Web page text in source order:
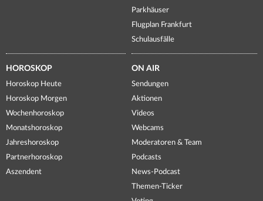
Parkhäuser
Flugplan Frankfurt
Schulausfälle
HOROSKOP
Horoskop Heute
Horoskop Morgen
Wochenhoroskop
Monatshoroskop
Jahreshoroskop
Partnerhoroskop
Aszendent
ON AIR
Sendungen
Aktionen
Videos
Webcams
Moderatoren & Team
Podcasts
News-Podcast
Themen-Ticker